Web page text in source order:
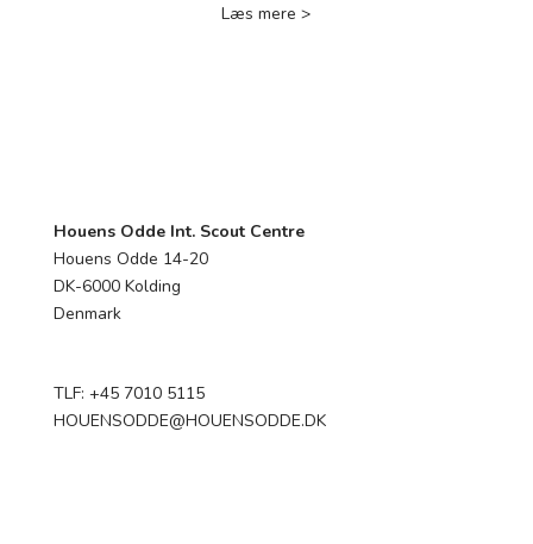
Læs mere >
Houens Odde Int. Scout Centre
Houens Odde 14-20
DK-6000 Kolding
Denmark
TLF: +45 7010 5115
HOUENSODDE@HOUENSODDE.DK